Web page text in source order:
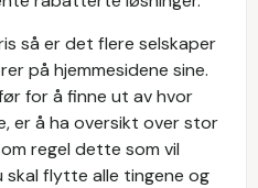
så er det flere selskaper
på hjemmesidene sine.
for å finne ut av hvor
er å ha oversikt over stor
regel dette som vil
skal flytte alle tingene og